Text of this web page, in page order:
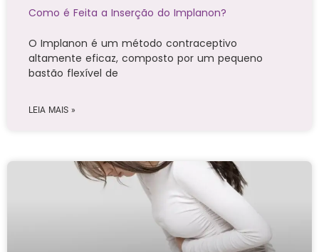
Como é Feita a Inserção do Implanon?
O Implanon é um método contraceptivo
altamente eficaz, composto por um pequeno
bastão flexível de
LEIA MAIS »